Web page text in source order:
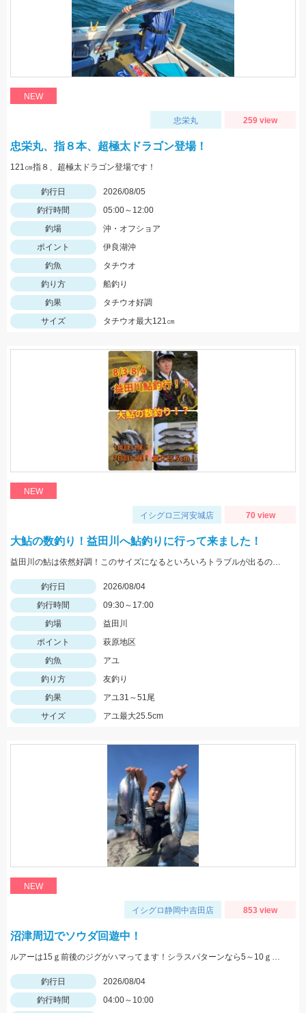
NEW
忠栄丸 259 view
忠栄丸、指８本、超極太ドラゴン登場！
121㎝指８、超極太ドラゴン登場です！
釣行日
2026/08/05
釣行時間
05:00～12:00
釣場
沖・オフショア
ポイント
伊良湖沖
釣魚
タチウオ
釣り方
船釣り
釣果
タチウオ好調
サイズ
タチウオ最大121㎝
NEW
イシグロ三河安城店 70 view
大鮎の数釣り！益田川へ鮎釣りに行って来ました！
益田川の鮎は依然好調！このサイズになるといろいろトラブルが出るので仕掛けは太めがおすすめです！針は7.5号～８号！三河安城店岩崎釣行
釣行日
2026/08/04
釣行時間
09:30～17:00
釣場
益田川
ポイント
萩原地区
釣魚
アユ
釣り方
友釣り
釣果
アユ31～51尾
サイズ
アユ最大25.5cm
NEW
イシグロ静岡中吉田店 853 view
沼津周辺でソウダ回遊中！
ルアーは15ｇ前後のジグがハマってます！シラスパターンなら5～10ｇのジグが強いです！ＳＬＳで狙うのがおすすめ！
釣行日
2026/08/04
釣行時間
04:00～10:00